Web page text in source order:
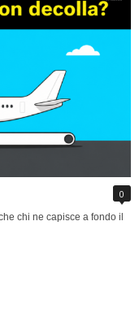
0
chi ne capisce a fondo il